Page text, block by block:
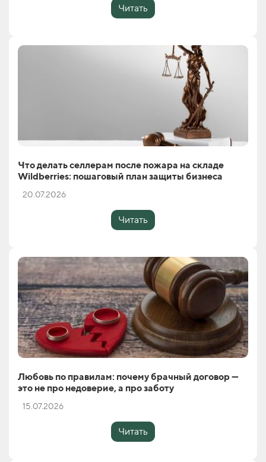
Читать
Что делать селлерам после пожара на складе
Wildberries: пошаговый план защиты бизнеса
20.07.2026
Читать
Любовь по правилам: почему брачный договор —
это не про недоверие, а про заботу
15.07.2026
Читать